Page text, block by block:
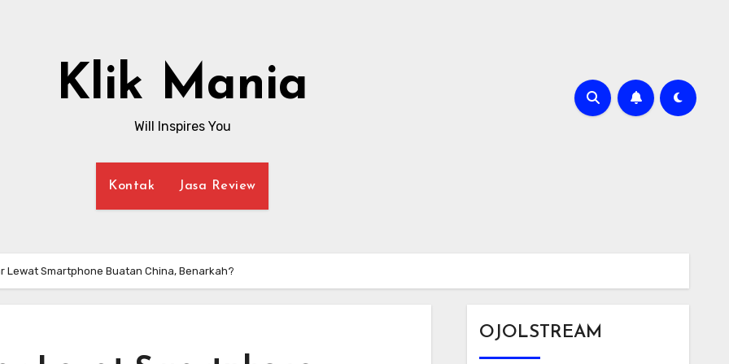
Klik Mania
Will Inspires You
Kontak Jasa Review
Lewat Smartphone Buatan China, Benarkah?
OJOLSTREAM